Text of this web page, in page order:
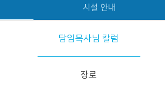
시설 안내
담임목사님 칼럼
장로